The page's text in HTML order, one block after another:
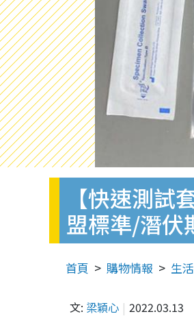
【快速測
盟標準/潛伏
首頁 購物情報 生
文: 梁穎心 2022.03.13